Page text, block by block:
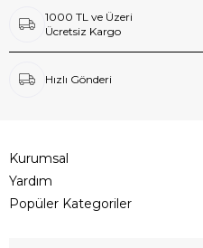
1000 TL ve Üzeri
Ücretsiz Kargo
Hızlı Gönderi
Kurumsal
Yardım
Popüler Kategoriler